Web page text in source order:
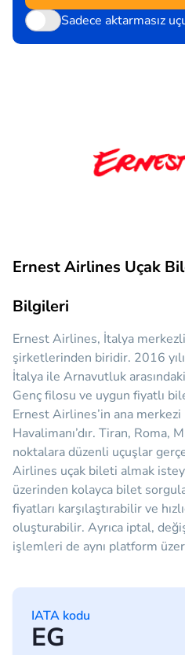
Sadece aktarmasız
Ernest Airlines Uçak
Bilgileri
Ernest Airlines, İtalya
şirketlerinden biridir. 2016
İtalya ile Arnavutluk
Genç filosu ve uygun fiyatlı
Ernest Airlines’in ana
Havalimanı’dır. Tiran, Roma,
noktalara düzenli uçuşlar
Airlines uçak bileti almak
üzerinden kolayca bilet
fiyatları karşılaştırabilir ve
oluşturabilir. Ayrıca iptal,
işlemleri de aynı platform
IATA kodu
EG